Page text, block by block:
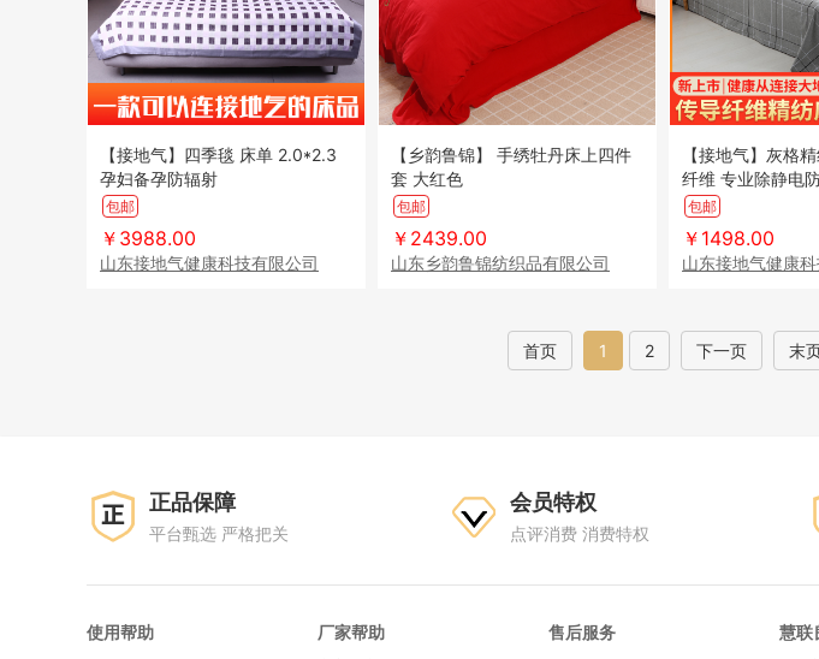
【接地气】四季毯 床单 2.0*2.3
孕妇备孕防辐射
包邮
￥3988.00
山东接地气健康科技有限公司
【乡韵鲁锦】 手绣牡丹床上四件
套 大红色
包邮
￥2439.00
山东乡韵鲁锦纺织品有限公司
【接地气】灰格
纤维 专业除静电
包邮
￥1498.00
山东接地气健康
首页 1 2 下一页 末
正品保障
平台甄选 严格把关
会员特权
点评消费 消费特权
使用帮助 厂家帮助 售后服务 慧联